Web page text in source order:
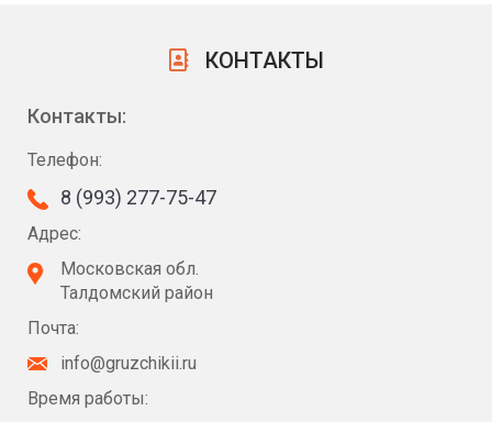
КОНТАКТЫ
Контакты:
Телефон:
8 (993) 277-75-47
Адрес:
Московская обл.
Талдомский район
Почта:
info@gruzchikii.ru
Время работы: